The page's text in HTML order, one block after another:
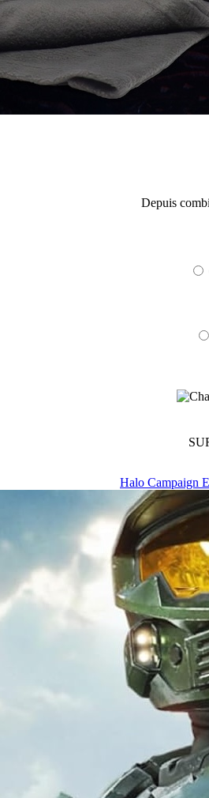
Depuis
Halo Campaign